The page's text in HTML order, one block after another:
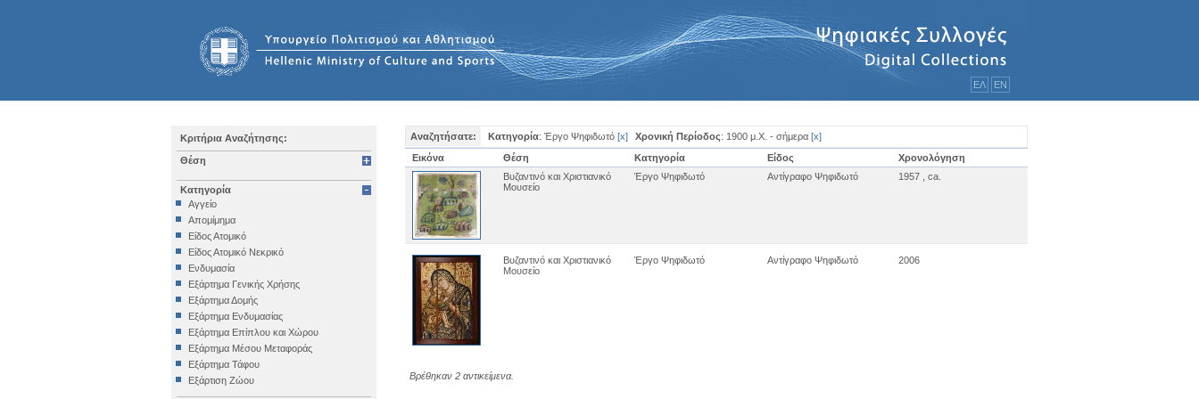
ΕΛ ΕΝ
Κριτήρια Αναζήτησης:
Θέση
Κατηγορία
Αγγείο
Απομίμημα
Είδος Ατομικό
Είδος Ατομικό Νεκρικό
Ενδυμασία
Εξάρτημα Γενικής Χρήσης
Εξάρτημα Δομής
Εξάρτημα Ενδυμασίας
Εξάρτημα Επίπλου και Χώρου
Εξάρτημα Μέσου Μεταφοράς
Εξάρτημα Τάφου
Εξάρτιση Ζώου
Επιγραφή Iδιωτική
Αναζητήσατε: Κατηγορία: Έργο Ψηφιδωτό [x] Χρονική Περίοδος: 1900 μ.Χ. - σήμερα [x]
Εικόνα
Θέση Κατηγορία Είδος
Χρονολόγηση
Βυζαντινό και Χριστιανικό
Μουσείο
Έργο Ψηφιδωτό Αντίγραφο Ψηφιδωτό 1957 , ca.
Βυζαντινό και Χριστιανικό
Μουσείο
Έργο Ψηφιδωτό Αντίγραφο Ψηφιδωτό 2006
Βρέθηκαν 2 αντικείμενα.